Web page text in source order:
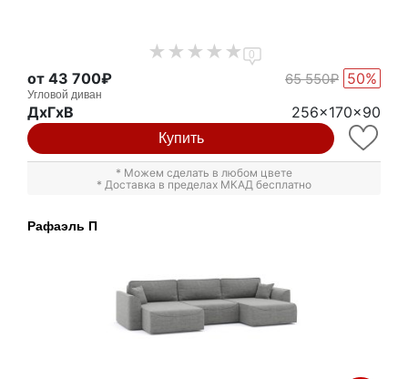
0
от 43 700₽ 65 550₽ 50%
Угловой диван
ДxГxВ 256x170x90
Купить
* Можем сделать в любом цвете
* Доставка в пределах МКАД бесплатно
Рафаэль П